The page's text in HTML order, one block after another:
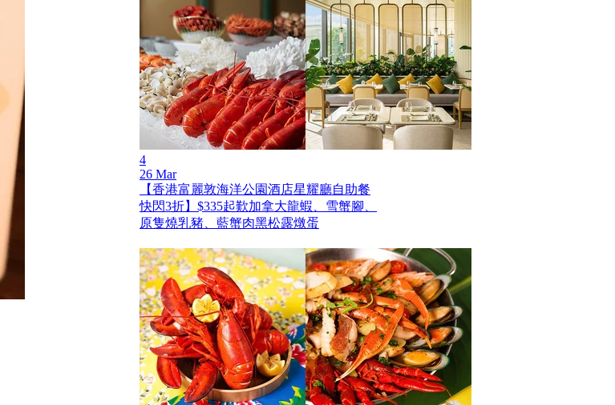
4
26 Mar
【香港富麗敦海洋公園酒店星耀廳自助餐
快閃3折】$335起歎加拿大龍蝦、雪蟹腳、
原隻燒乳豬、藍蟹肉黑松露燉蛋